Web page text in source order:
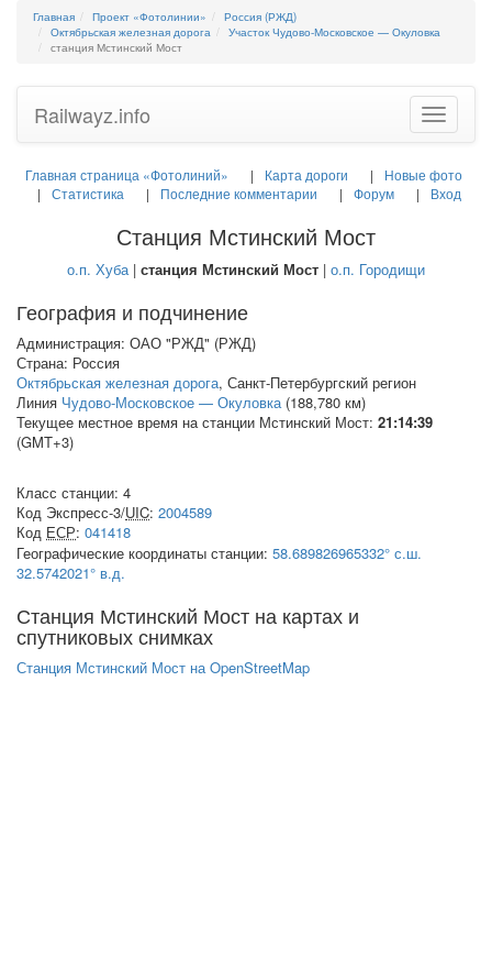
Главная Проект «Фотолинии»
Россия (РЖД)
Октябрьская железная дорога
Участок Чудово-Московское — Окуловка
станция Мстинский Мост
Toggle
Railwayz.info
Главная страница «Фотолиний» Карта дороги
Новые фото
Статистика
Последние комментарии Форум Вход
Станция Мстинский Мост
о.п. Хуба| станция Мстинский Мост | о.п. Городищи
География и подчинение
Администрация: ОАО "РЖД" (РЖД)
Страна: Россия
Октябрьская железная дорога, Санкт-Петербургский регион
Линия Чудово-Московское — Окуловка(188,780 км)
Текущее местное время на станции Мстинский Мост: 21:14:39
(GMT+3)
Класс станции: 4
Код Экспресс-3/UIC: 2004589
Код ЕСР: 041418
Географические координаты станции: 58.689826965332° с.ш.
32.5742021° в.д.
Станция Мстинский Мост на картах и
спутниковых снимках
Станция Мстинский Мост на OpenStreetMap